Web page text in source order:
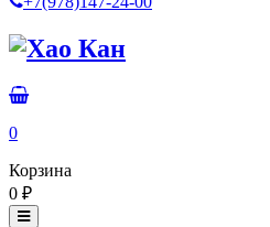
0
Корзина
0 ₽